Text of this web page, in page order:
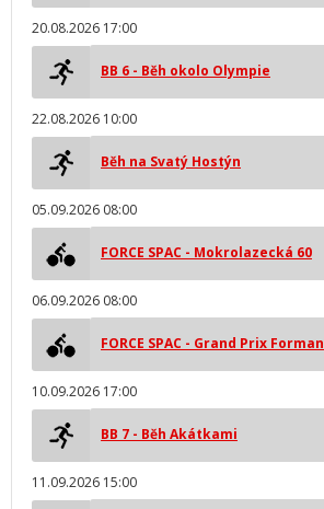
20.08.2026 17:00
BB 6 - Běh okolo Olympie
22.08.2026 10:00
Běh na Svatý Hostýn
05.09.2026 08:00
FORCE SPAC - Mokrolazecká 60
06.09.2026 08:00
FORCE SPAC - Grand Prix Forman
10.09.2026 17:00
BB 7 - Běh Akátkami
11.09.2026 15:00